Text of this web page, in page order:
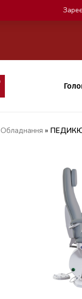
Обладнання »